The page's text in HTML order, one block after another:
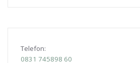
Telefon:
0831 745898 60